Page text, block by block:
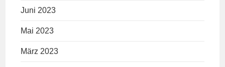
Juni 2023
Mai 2023
März 2023